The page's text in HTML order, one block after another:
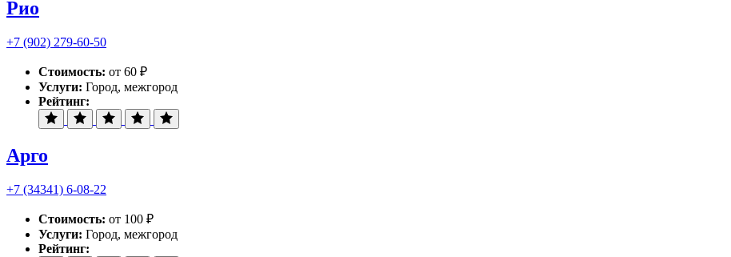
Рио
+7 (902) 279-60-50
Стоимость: от 60 ₽
Услуги: Город, межгород
Рейтинг:
Арго
+7 (34341) 6-08-22
Стоимость: от 100 ₽
Услуги: Город, межгород
Рейтинг: